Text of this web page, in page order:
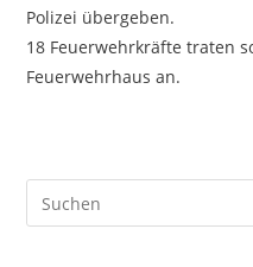
Polizei übergeben.
18 Feuerwehrkräfte traten
Feuerwehrhaus an.